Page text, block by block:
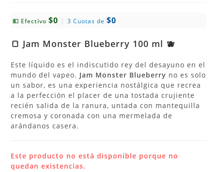
💵 Efectivo$0 | 3 Cuotas de$0
🍞 Jam Monster Blueberry 100 ml 🫐
Este líquido es el indiscutido rey del desayuno en el
mundo del vapeo. Jam Monster Blueberry no es solo
un sabor, es una experiencia nostálgica que recrea
a la perfección el placer de una tostada crujiente
recién salida de la ranura, untada con mantequilla
cremosa y coronada con una mermelada de
arándanos casera.
Este producto no está disponible porque no
quedan existencias.